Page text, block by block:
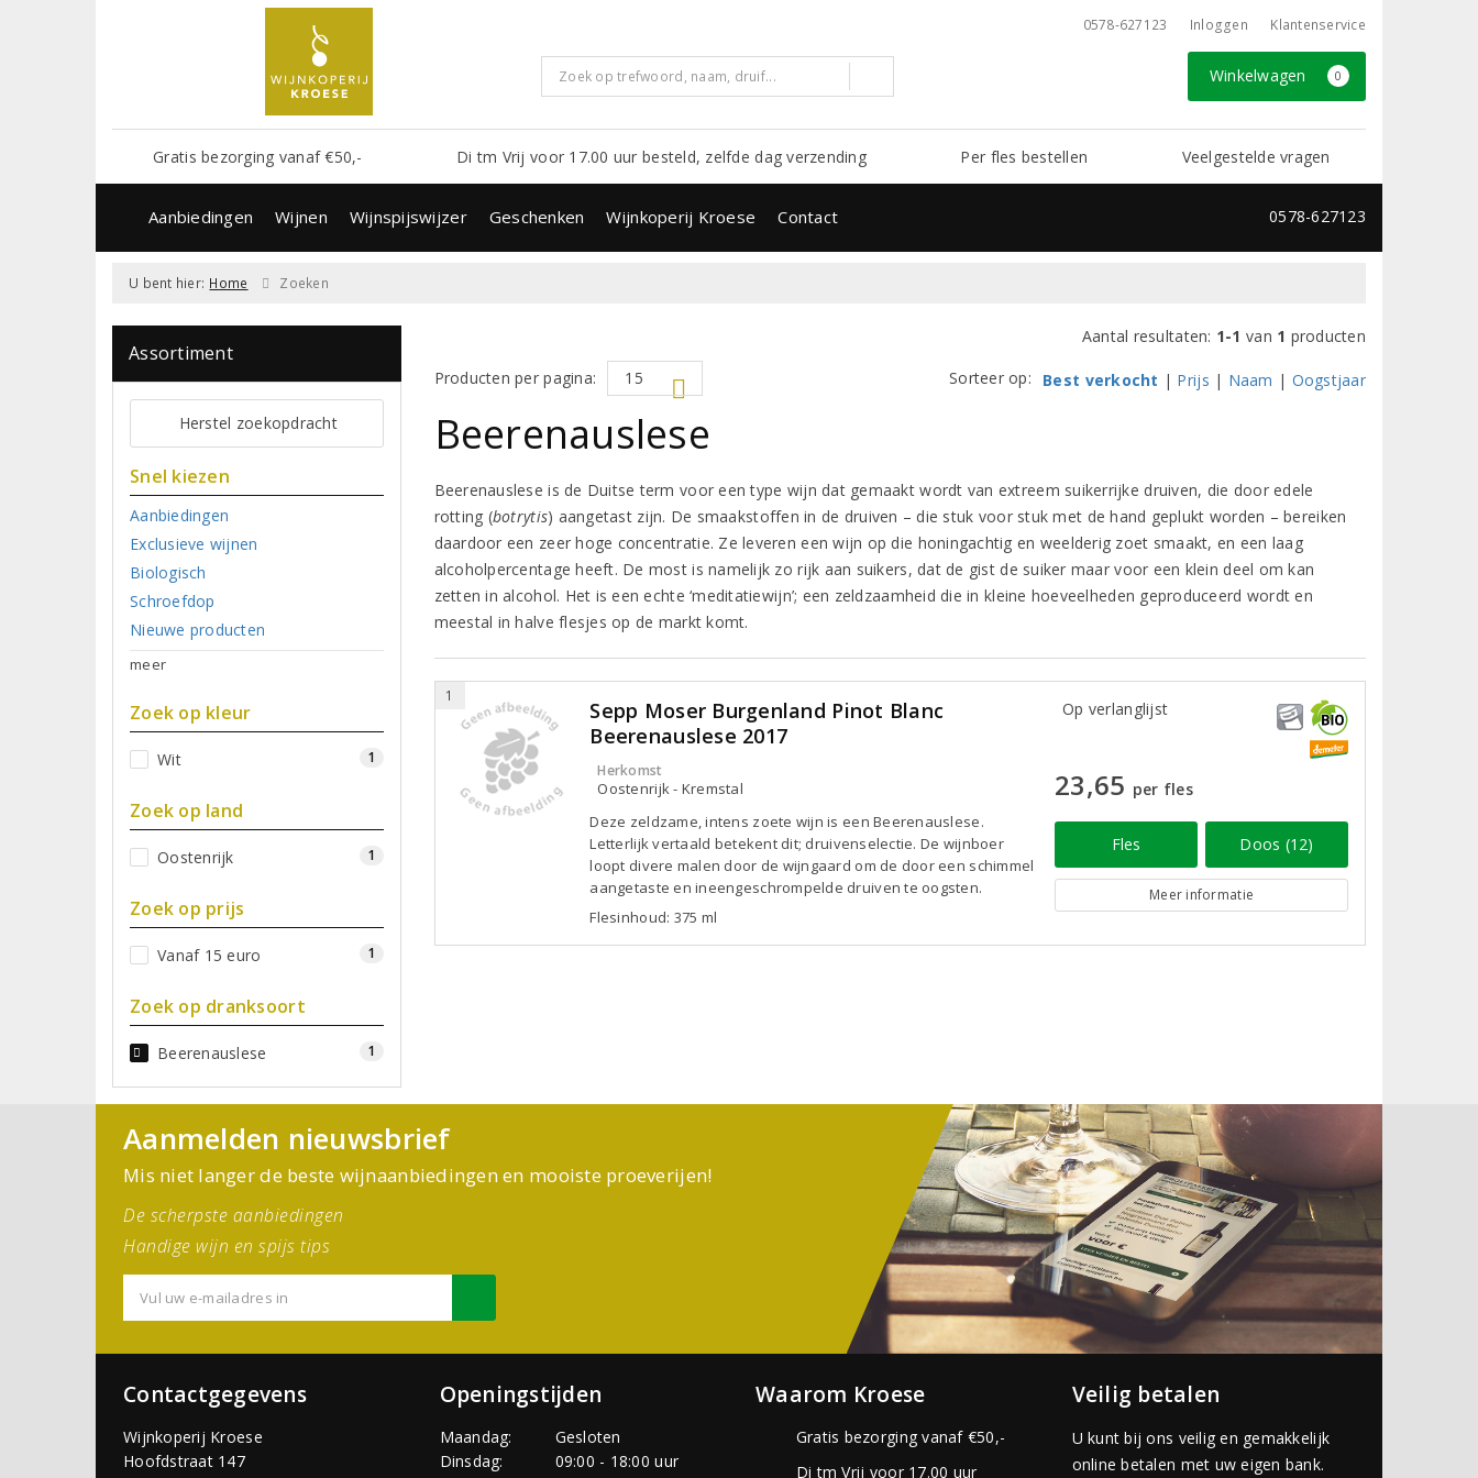
0578-627123 Inloggen Klantenservice
Winkelwagen 0
Gratis bezorging vanaf €50,- Di tm Vrij voor 17.00 uur besteld, zelfde dag verzending Per fles bestellen Veelgestelde vragen
Aanbiedingen Wijnen Wijnspijswijzer Geschenken Wijnkoperij Kroese Contact 0578-627123
U bent hier: Home Zoeken
Assortiment
Herstel zoekopdracht
Snel kiezen
Aanbiedingen
Exclusieve wijnen
Biologisch
Schroefdop
Nieuwe producten
meer
Zoek op kleur
Wit 1
Zoek op land
Oostenrijk 1
Zoek op prijs
Vanaf 15 euro 1
Zoek op dranksoort
Beerenauslese 1
Aantal resultaten: 1-1 van 1 producten
Producten per pagina:
Sorteer op: Best verkocht | Prijs | Naam | Oogstjaar
Beerenauslese
Beerenauslese is de Duitse term voor een type wijn dat gemaakt wordt van extreem suikerrijke druiven, die door edele
rotting (botrytis) aangetast zijn. De smaakstoffen in de druiven – die stuk voor stuk met de hand geplukt worden – bereiken
daardoor een zeer hoge concentratie. Ze leveren een wijn op die honingachtig en weelderig zoet smaakt, en een laag
alcoholpercentage heeft. De most is namelijk zo rijk aan suikers, dat de gist de suiker maar voor een klein deel om kan
zetten in alcohol. Het is een echte ‘meditatiewijn’; een zeldzaamheid die in kleine hoeveelheden geproduceerd wordt en
meestal in halve flesjes op de markt komt.
1
Sepp Moser Burgenland Pinot Blanc
Beerenauslese 2017
Herkomst
Oostenrijk - Kremstal
Deze zeldzame, intens zoete wijn is een Beerenauslese.
Letterlijk vertaald betekent dit; druivenselectie. De wijnboer
loopt divere malen door de wijngaard om de door een schimmel
aangetaste en ineengeschrompelde druiven te oogsten.
Flesinhoud: 375 ml
Op verlanglijst
23,65 per fles
Fles Doos (12)
Meer informatie
Aanmelden nieuwsbrief
Mis niet langer de beste wijnaanbiedingen en mooiste proeverijen!
De scherpste aanbiedingen
Handige wijn en spijs tips
Contactgegevens
Wijnkoperij Kroese
Hoofdstraat 147
Openingstijden
Maandag:
Gesloten
Dinsdag:
09:00 - 18:00 uur
Waarom Kroese
Gratis bezorging vanaf €50,-
Di tm Vrij voor 17.00 uur
Veilig betalen
U kunt bij ons veilig en gemakkelijk
online betalen met uw eigen bank.